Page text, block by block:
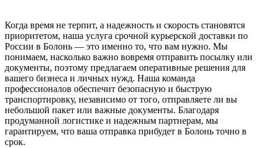
Когда время не терпит, а надежность и скорость становятся
приоритетом, наша услуга срочной курьерской доставки по
России в Болонь — это именно то, что вам нужно. Мы
понимаем, насколько важно вовремя отправить посылку или
документы, поэтому предлагаем оперативные решения для
вашего бизнеса и личных нужд. Наша команда
профессионалов обеспечит безопасную и быструю
транспортировку, независимо от того, отправляете ли вы
небольшой пакет или важные документы. Благодаря
продуманной логистике и надежным партнерам, мы
гарантируем, что ваша отправка прибудет в Болонь точно в
срок.